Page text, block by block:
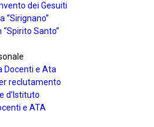
dei Gesuiti
“Sirignano”
Santo”
Docenti e Ata
reclutamento
d’Istituto
e ATA